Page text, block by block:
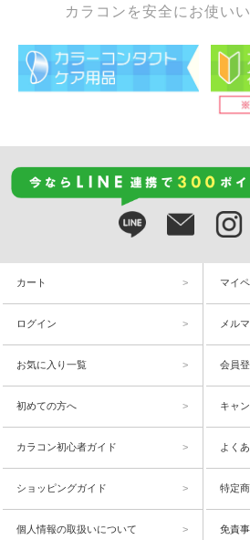
カラコンを安全にお使い
カート マイ
ログイン メル
お気に入り一覧 会員
初めての方へ キャ
カラコン初心者ガイド よく
ショッピングガイド 特定
個人情報の取扱いについて 免責